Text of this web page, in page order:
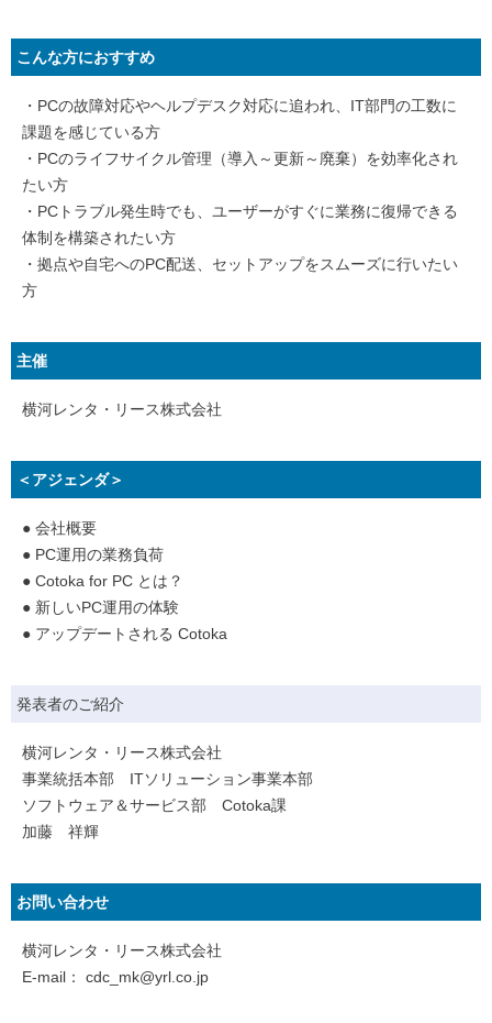
こんな方におすすめ
・PCの故障対応やヘルプデスク対応に追われ、IT部門の工数に
課題を感じている方
・PCのライフサイクル管理（導入～更新～廃棄）を効率化され
たい方
・PCトラブル発生時でも、ユーザーがすぐに業務に復帰できる
体制を構築されたい方
・拠点や自宅へのPC配送、セットアップをスムーズに行いたい
方
主催
横河レンタ・リース株式会社
＜アジェンダ＞
● 会社概要
● PC運用の業務負荷
● Cotoka for PC とは？
● 新しいPC運用の体験
● アップデートされる Cotoka
発表者のご紹介
横河レンタ・リース株式会社
事業統括本部 ITソリューション事業本部
ソフトウェア＆サービス部 Cotoka課
加藤 祥輝
お問い合わせ
横河レンタ・リース株式会社
E-mail： cdc_mk@yrl.co.jp